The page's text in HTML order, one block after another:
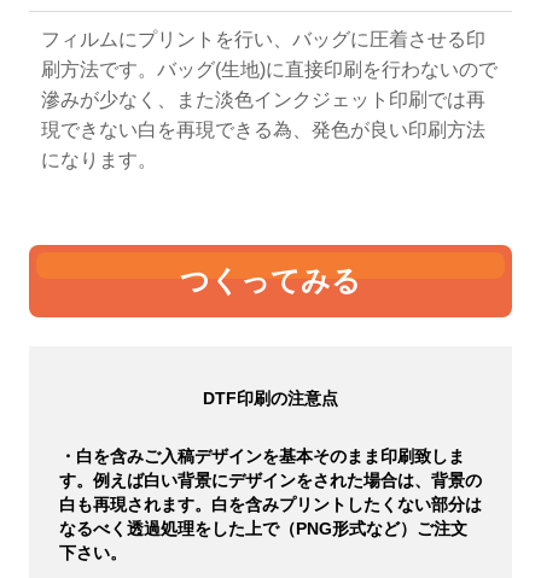
フィルムにプリントを行い、バッグに圧着させる印
刷方法です。バッグ(生地)に直接印刷を行わないので
滲みが少なく、また淡色インクジェット印刷では再
現できない白を再現できる為、発色が良い印刷方法
になります。
つくってみる
DTF印刷の注意点
・白を含みご入稿デザインを基本そのまま印刷致しま
す。例えば白い背景にデザインをされた場合は、背景の
白も再現されます。白を含みプリントしたくない部分は
なるべく透過処理をした上で（PNG形式など）ご注文
下さい。